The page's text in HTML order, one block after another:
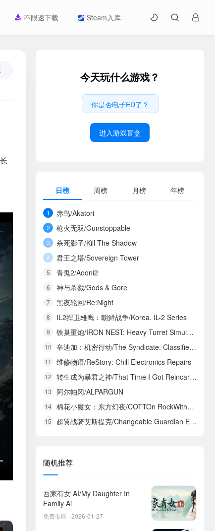
不限速下载 Steam入库
今天玩什么游戏？
你是否电子ED了？
进入游戏盲盒
日榜 周榜 月榜 年榜
1 赤鸟/Akatori
2 枪火无双/Gunstoppable
3 杀死影子/Kill The Shadow
4 君王之塔/Sovereign Tower
5 青鬼2/Aooni2
6 神与杀戮/Gods & Gore
7 黑夜轮回/Re:Night
8 IL2捍卫雄鹰：朝鲜战争/Korea. IL-2 Series
9 铁巢重炮/IRON NEST: Heavy Turret Simulator
10 辛迪加：机密行动/The Syndicate: Classified Operations
11 维修物语/ReStory: Chill Electronics Repairs
12 转生成为暴君之神/That Time I Got Reincarnated as a Tyrant God
13 阿尔帕冈/ALPARGUN
14 棉花小魔女：东方幻夜/COTTOn RockWithYou -ORIENTAL NIGHT DREAMS-
15 超翼战骑艾斯提克/Changeable Guardian ESTIQUE
随机推荐
吾家有女 AI/My Daughter In
Family Ai
免费专区 · 2026-01-27